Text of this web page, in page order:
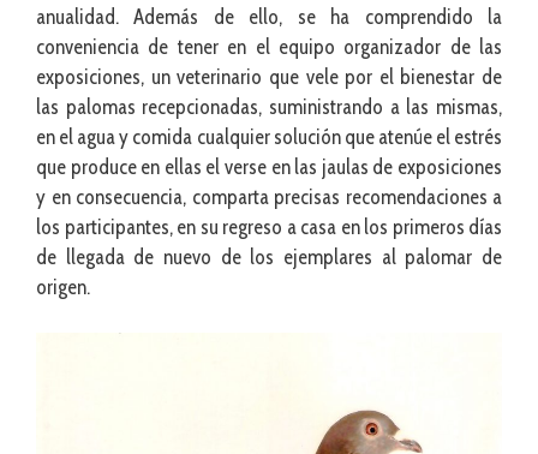
anualidad. Además de ello, se ha comprendido la
conveniencia de tener en el equipo organizador de las
exposiciones, un veterinario que vele por el bienestar de
las palomas recepcionadas, suministrando a las mismas,
en el agua y comida cualquier solución que atenúe el estrés
que produce en ellas el verse en las jaulas de exposiciones
y en consecuencia, comparta precisas recomendaciones a
los participantes, en su regreso a casa en los primeros días
de llegada de nuevo de los ejemplares al palomar de
origen.